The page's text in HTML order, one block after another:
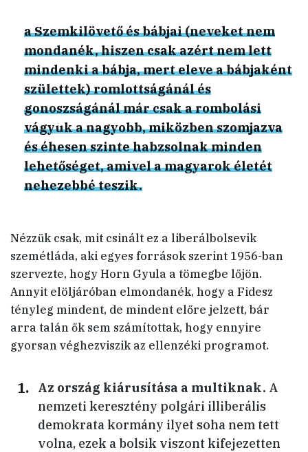
a Szemkilövető és bábjai (neveket nem
mondanék, hiszen csak azért nem lett
mindenki a bábja, mert eleve a bábjaként
születtek) romlottságánál és
gonoszságánál már csak a rombolási
vágyuk a nagyobb, miközben szomjazva
és éhesen szinte habzsolnak minden
lehetőséget, amivel a magyarok életét
nehezebbé teszik.
Nézzük csak, mit csinált ez a liberálbolsevik
szemétláda, aki egyes források szerint 1956-ban
szervezte, hogy Horn Gyula a tömegbe lőjön.
Annyit elöljáróban elmondanék, hogy a Fidesz
tényleg mindent, de mindent előre jelzett, bár
arra talán ők sem számítottak, hogy ennyire
gyorsan véghezviszik az ellenzéki programot.
Az ország kiárusítása a multiknak. A
nemzeti keresztény polgári illiberális
demokrata kormány ilyet soha nem tett
volna, ezek a bolsik viszont kifejezetten